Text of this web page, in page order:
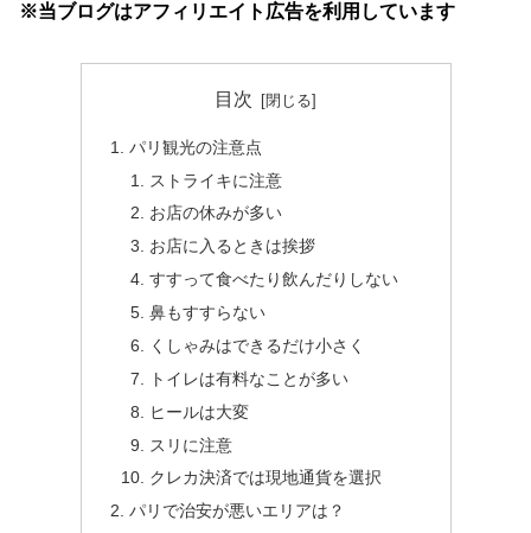
※当ブログはアフィリエイト広告を利用しています
目次
パリ観光の注意点
ストライキに注意
お店の休みが多い
お店に入るときは挨拶
すすって食べたり飲んだりしない
鼻もすすらない
くしゃみはできるだけ小さく
トイレは有料なことが多い
ヒールは大変
スリに注意
クレカ決済では現地通貨を選択
パリで治安が悪いエリアは？